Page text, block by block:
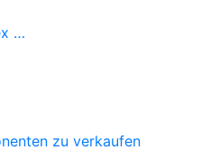
…
zu verkaufen